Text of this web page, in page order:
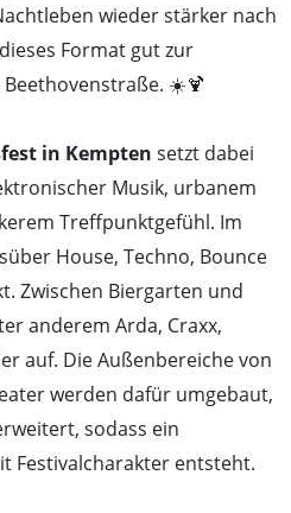
wieder stärker nach
Format gut zur
☀️🍹
in Kempten setzt dabei
Musik, urbanem
Treffpunktgefühl. Im
House, Techno, Bounce
Zwischen Biergarten und
anderem Arda, Craxx,
auf. Die Außenbereiche von
werden dafür umgebaut,
sodass ein
Festivalcharakter entsteht.